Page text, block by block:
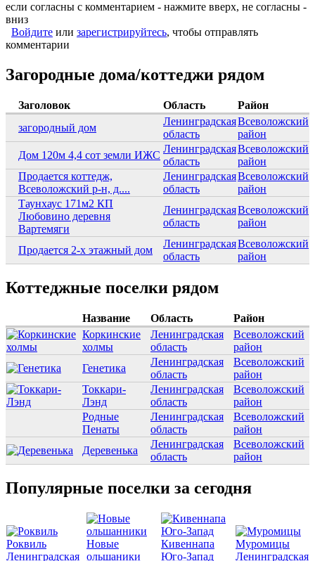
если согласны с комментарием - нажмите вверх, не согласны -
вниз
Войдите или зарегистрируйтесь, чтобы отправлять
комментарии
Загородные дома/коттеджи рядом
Заголовок Область
Район
загородный дом
Ленинградская
область
Всеволожский
район
Дом 120м 4,4 сот земли ИЖС
Ленинградская
область
Всеволожский
район
Продается коттедж,
Всеволожский р-н, д....
Ленинградская
область
Всеволожский
район
Таунхаус 171м2 КП
Любовино деревня
Вартемяги
Ленинградская
область
Всеволожский
район
Продается 2-х этажный дом
Ленинградская
область
Всеволожский
район
Коттеджные поселки рядом
Название Область
Район
Коркинские
холмы
Ленинградская
область
Всеволожский
район
Генетика
Ленинградская
область
Всеволожский
район
Токкари-
Лэнд
Ленинградская
область
Всеволожский
район
Родные
Пенаты
Ленинградская
область
Всеволожский
район
Деревенька
Ленинградская
область
Всеволожский
район
Популярные поселки за сегодня
Роквиль
Ленинградская
Новые
ольшаники
Кивеннапа
Юго-Запад
Муромицы
Ленинградская